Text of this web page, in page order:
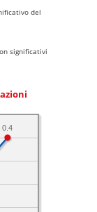
del
significativi
0.4